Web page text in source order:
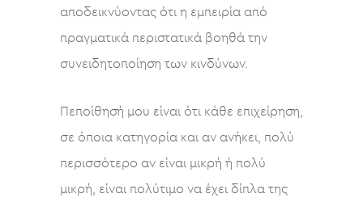
αποδεικνύοντας ότι η εμπειρία από
πραγματικά περιστατικά βοηθά την
συνειδητοποίηση των κινδύνων.
Πεποίθησή μου είναι ότι κάθε επιχείρηση,
σε όποια κατηγορία και αν ανήκει, πολύ
περισσότερο αν είναι μικρή ή πολύ
μικρή, είναι πολύτιμο να έχει δίπλα της